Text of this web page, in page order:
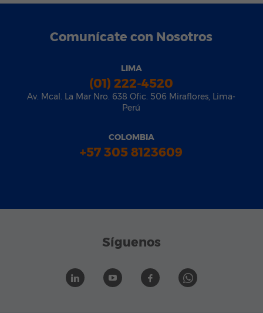
Comunícate con Nosotros
LIMA
(01) 222-4520
Av. Mcal. La Mar Nro. 638 Ofic. 506 Miraflores, Lima-
Perú
COLOMBIA
+57 305 8123609
Síguenos